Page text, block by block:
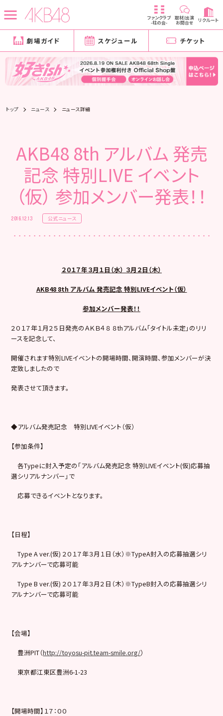
ファンクラブ
-柱の会-
取材/出演
お問合せ リクルート
劇場ガイド スケジュール チケット
トップ ニュース ニュース詳細
AKB48 8th アルバム 発売
記念 特別LIVE イベント
（仮） 参加メンバー発表！！
2016.12.13 公式ニュース
２０１７年３月１日（水） ３月２日（木）
AKB48 8th アルバム 発売記念 特別LIVEイベント（仮）
参加メンバー発表！！
２０１７年１月２５日発売のＡＫＢ４８ ８thアルバム「タイトル未定」のリリ
ースを記念して、
開催されます特別LIVEイベントの開場時間、開演時間、参加メンバーが決
定致しましたので
発表させて頂きます。
◆アルバム発売記念 特別LIVEイベント（仮）
【参加条件】
各Typeに封入予定の「アルバム発売記念 特別LIVEイベント(仮)応募抽
選シリアルナンバー」で
応募できるイベントとなります。
【日程】
Type A ver.(仮) ２０１７年３月１日（水）※TypeA封入の応募抽選シリ
アルナンバーで応募可能
Type B ver.(仮) ２０１７年３月２日（木）※TypeB封入の応募抽選シリ
アルナンバーで応募可能
【会場】
豊洲PIT（http://toyosu-pit.team-smile.org/）
東京都江東区豊洲6-1-23
【開場時間】１７：００